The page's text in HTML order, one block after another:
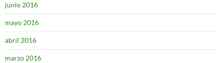
junio 2016
mayo 2016
abril 2016
marzo 2016